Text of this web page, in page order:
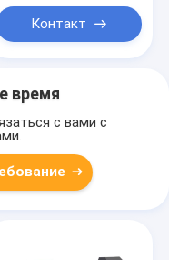
Контакт
время
с вами с